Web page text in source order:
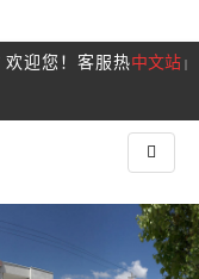
中文站 |
迎您！客服热